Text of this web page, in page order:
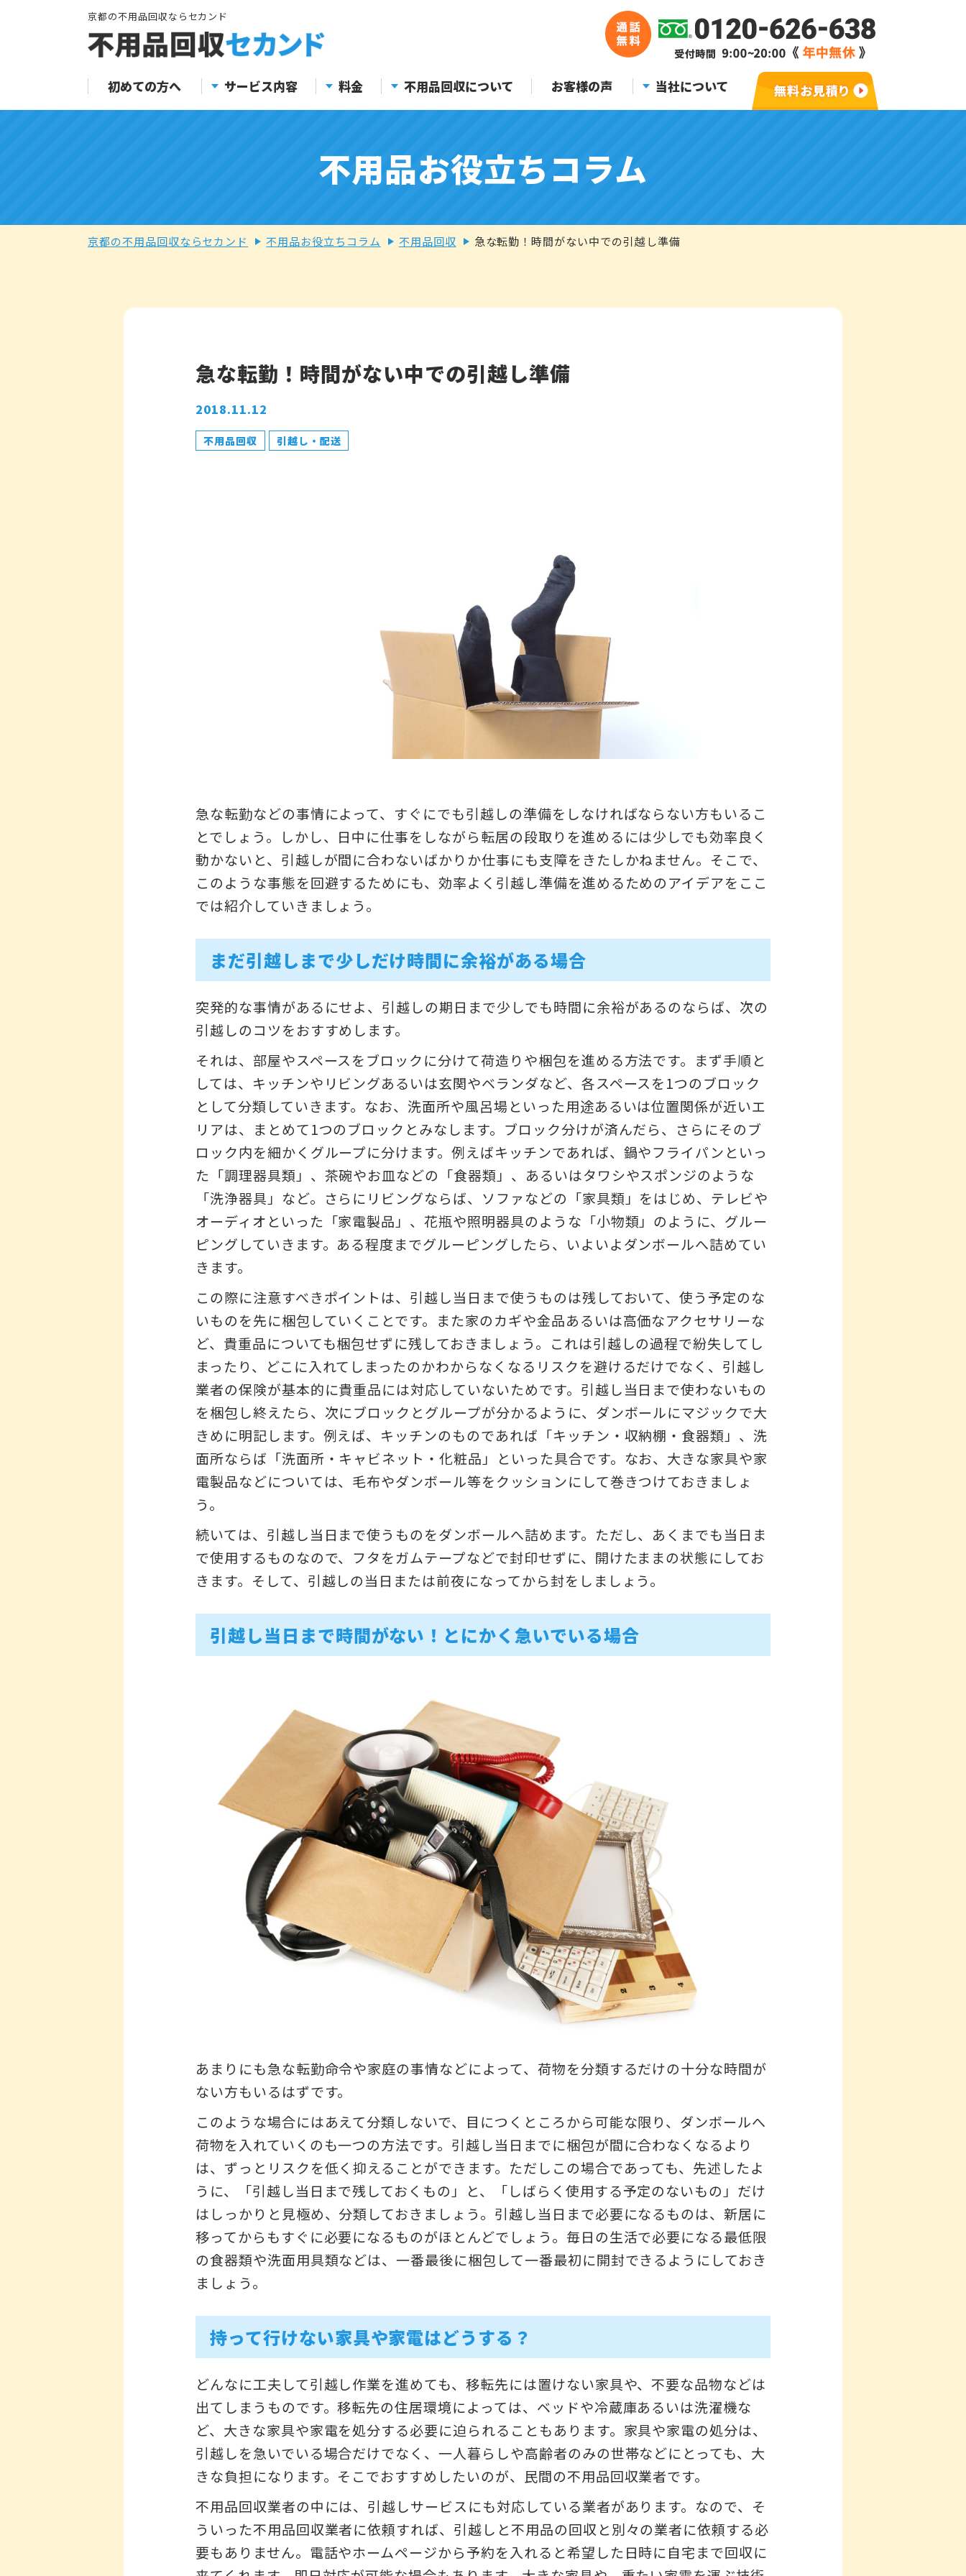
京都の不用品回収ならセカンド
初めての方へ サービス内容 料金 不用品回収について お客様の声 当社について
不用品お役立ちコラム
京都の不用品回収ならセカンド 不用品お役立ちコラム 不用品回収 急な転勤！時間がない中での引越し準備
急な転勤！時間がない中での引越し準備
2018.11.12
不用品回収 引越し・配送
急な転勤などの事情によって、すぐにでも引越しの準備をしなければならない方もいるこ
とでしょう。しかし、日中に仕事をしながら転居の段取りを進めるには少しでも効率良く
動かないと、引越しが間に合わないばかりか仕事にも支障をきたしかねません。そこで、
このような事態を回避するためにも、効率よく引越し準備を進めるためのアイデアをここ
では紹介していきましょう。
まだ引越しまで少しだけ時間に余裕がある場合
突発的な事情があるにせよ、引越しの期日まで少しでも時間に余裕があるのならば、次の
引越しのコツをおすすめします。
それは、部屋やスペースをブロックに分けて荷造りや梱包を進める方法です。まず手順と
しては、キッチンやリビングあるいは玄関やベランダなど、各スペースを1つのブロック
として分類していきます。なお、洗面所や風呂場といった用途あるいは位置関係が近いエ
リアは、まとめて1つのブロックとみなします。ブロック分けが済んだら、さらにそのブ
ロック内を細かくグループに分けます。例えばキッチンであれば、鍋やフライパンといっ
た「調理器具類」、茶碗やお皿などの「食器類」、あるいはタワシやスポンジのような
「洗浄器具」など。さらにリビングならば、ソファなどの「家具類」をはじめ、テレビや
オーディオといった「家電製品」、花瓶や照明器具のような「小物類」のように、グルー
ピングしていきます。ある程度までグルーピングしたら、いよいよダンボールへ詰めてい
きます。
この際に注意すべきポイントは、引越し当日まで使うものは残しておいて、使う予定のな
いものを先に梱包していくことです。また家のカギや金品あるいは高価なアクセサリーな
ど、貴重品についても梱包せずに残しておきましょう。これは引越しの過程で紛失してし
まったり、どこに入れてしまったのかわからなくなるリスクを避けるだけでなく、引越し
業者の保険が基本的に貴重品には対応していないためです。引越し当日まで使わないもの
を梱包し終えたら、次にブロックとグループが分かるように、ダンボールにマジックで大
きめに明記します。例えば、キッチンのものであれば「キッチン・収納棚・食器類」、洗
面所ならば「洗面所・キャビネット・化粧品」といった具合です。なお、大きな家具や家
電製品などについては、毛布やダンボール等をクッションにして巻きつけておきましょ
う。
続いては、引越し当日まで使うものをダンボールへ詰めます。ただし、あくまでも当日ま
で使用するものなので、フタをガムテープなどで封印せずに、開けたままの状態にしてお
きます。そして、引越しの当日または前夜になってから封をしましょう。
引越し当日まで時間がない！とにかく急いでいる場合
あまりにも急な転勤命令や家庭の事情などによって、荷物を分類するだけの十分な時間が
ない方もいるはずです。
このような場合にはあえて分類しないで、目につくところから可能な限り、ダンボールへ
荷物を入れていくのも一つの方法です。引越し当日までに梱包が間に合わなくなるより
は、ずっとリスクを低く抑えることができます。ただしこの場合であっても、先述したよ
うに、「引越し当日まで残しておくもの」と、「しばらく使用する予定のないもの」だけ
はしっかりと見極め、分類しておきましょう。引越し当日まで必要になるものは、新居に
移ってからもすぐに必要になるものがほとんどでしょう。毎日の生活で必要になる最低限
の食器類や洗面用具類などは、一番最後に梱包して一番最初に開封できるようにしておき
ましょう。
持って行けない家具や家電はどうする？
どんなに工夫して引越し作業を進めても、移転先には置けない家具や、不要な品物などは
出てしまうものです。移転先の住居環境によっては、ベッドや冷蔵庫あるいは洗濯機な
ど、大きな家具や家電を処分する必要に迫られることもあります。家具や家電の処分は、
引越しを急いでいる場合だけでなく、一人暮らしや高齢者のみの世帯などにとっても、大
きな負担になります。そこでおすすめしたいのが、民間の不用品回収業者です。
不用品回収業者の中には、引越しサービスにも対応している業者があります。なので、そ
ういった不用品回収業者に依頼すれば、引越しと不用品の回収と別々の業者に依頼する必
要もありません。電話やホームページから予約を入れると希望した日時に自宅まで回収に